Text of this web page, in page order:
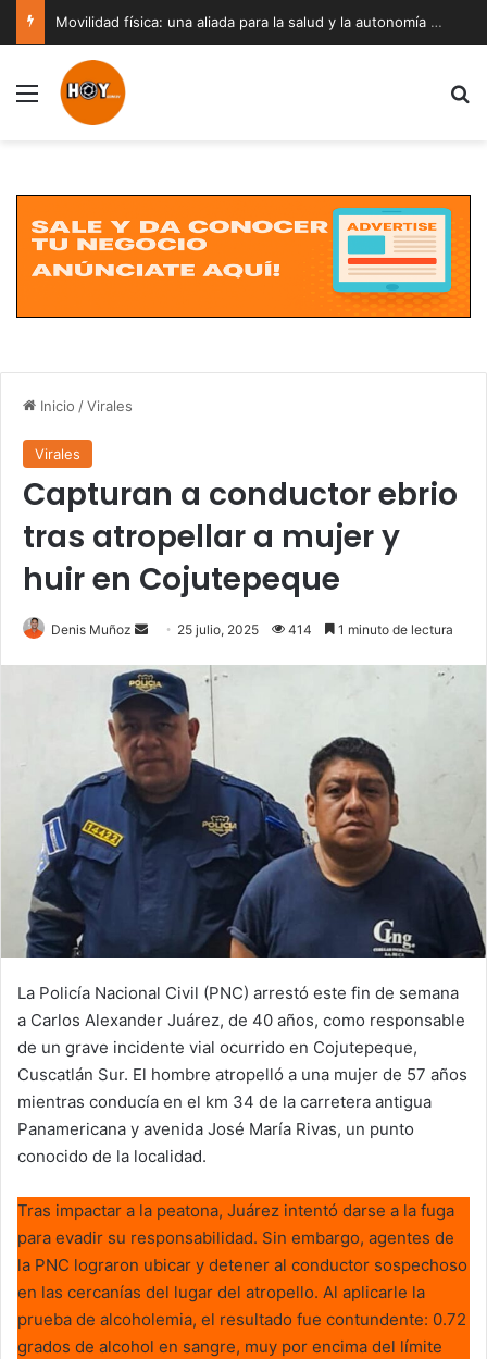
Movilidad física: una aliada para la salud y la autonomía a cualquier edad
Menú
Inicio /Virales
Virales
Capturan a conductor ebrio
tras atropellar a mujer y
huir en Cojutepeque
Denis Muñoz
Send
email
25 julio, 2025 414 1 minuto de lectura
La Policía Nacional Civil (PNC) arrestó este fin de semana
a Carlos Alexander Juárez, de 40 años, como responsable
de un grave incidente vial ocurrido en Cojutepeque,
Cuscatlán Sur. El hombre atropelló a una mujer de 57 años
mientras conducía en el km 34 de la carretera antigua
Panamericana y avenida José María Rivas, un punto
conocido de la localidad.
Tras impactar a la peatona, Juárez intentó darse a la fuga
para evadir su responsabilidad. Sin embargo, agentes de
la PNC lograron ubicar y detener al conductor sospechoso
en las cercanías del lugar del atropello. Al aplicarle la
prueba de alcoholemia, el resultado fue contundente: 0.72
grados de alcohol en sangre, muy por encima del límite